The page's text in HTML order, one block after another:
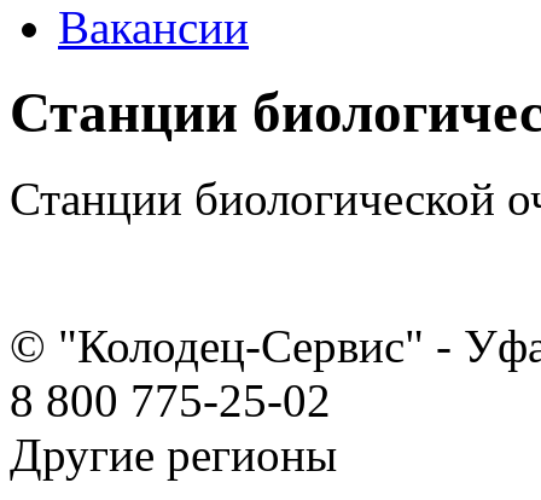
Вакансии
Станции
Станции биологической
© "Колодец-Сервис" -
8 800 775-25-02
Другие регионы